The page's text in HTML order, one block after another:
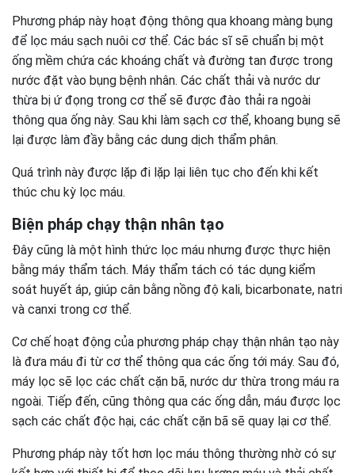
Phương pháp này hoạt động thông qua khoang màng bụng
để lọc máu sạch nuôi cơ thể. Các bác sĩ sẽ chuẩn bị một
ống mềm chứa các khoáng chất và đường tan được trong
nước đặt vào bụng bệnh nhân. Các chất thải và nước dư
thừa bị ứ đọng trong cơ thể sẽ được đào thải ra ngoài
thông qua ống này. Sau khi làm sạch cơ thể, khoang bụng sẽ
lại được làm đầy bằng các dung dịch thẩm phân.
Quá trình này được lặp đi lặp lại liên tục cho đến khi kết
thúc chu kỳ lọc máu.
Biện pháp chạy thận nhân tạo
Đây cũng là một hình thức lọc máu nhưng được thực hiện
bằng máy thẩm tách. Máy thẩm tách có tác dụng kiểm
soát huyết áp, giúp cân bằng nồng độ kali, bicarbonate, natri
và canxi trong cơ thể.
Cơ chế hoạt động của phương pháp chạy thận nhân tạo này
là đưa máu đi từ cơ thể thông qua các ống tới máy. Sau đó,
máy lọc sẽ lọc các chất cặn bã, nước dư thừa trong máu ra
ngoài. Tiếp đến, cũng thông qua các ống dẫn, máu được lọc
sạch các chất độc hại, các chất cặn bã sẽ quay lại cơ thể.
Phương pháp này tốt hơn lọc máu thông thường nhờ có sự